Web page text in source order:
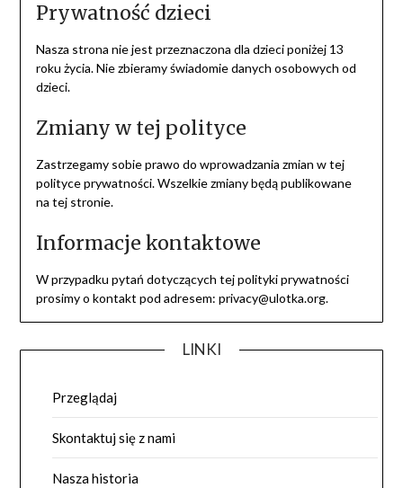
Prywatność dzieci
Nasza strona nie jest przeznaczona dla dzieci poniżej 13
roku życia. Nie zbieramy świadomie danych osobowych od
dzieci.
Zmiany w tej polityce
Zastrzegamy sobie prawo do wprowadzania zmian w tej
polityce prywatności. Wszelkie zmiany będą publikowane
na tej stronie.
Informacje kontaktowe
W przypadku pytań dotyczących tej polityki prywatności
prosimy o kontakt pod adresem: privacy@ulotka.org.
LINKI
Przeglądaj
Skontaktuj się z nami
Nasza historia